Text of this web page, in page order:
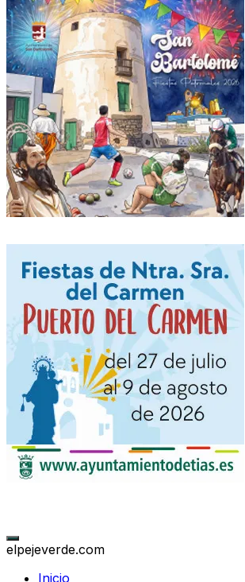
elpejeverde.com
Inicio